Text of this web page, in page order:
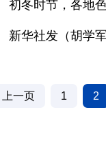
初冬时节，各地
新华社发（胡学军
上一页 1 2